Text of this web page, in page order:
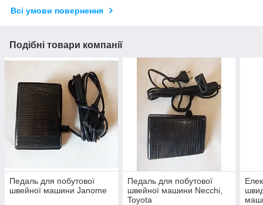
Всі умови повернення
Подібні товари компанії
Педаль для побутової
швейної машини Janome
Педаль для побутової
швейної машини Necchi,
Toyota